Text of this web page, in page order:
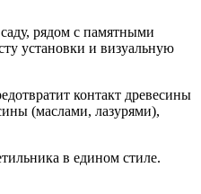
рядом с памятными
установки и визуальную
контакт древесины
(маслами, лазурями),
в едином стиле.